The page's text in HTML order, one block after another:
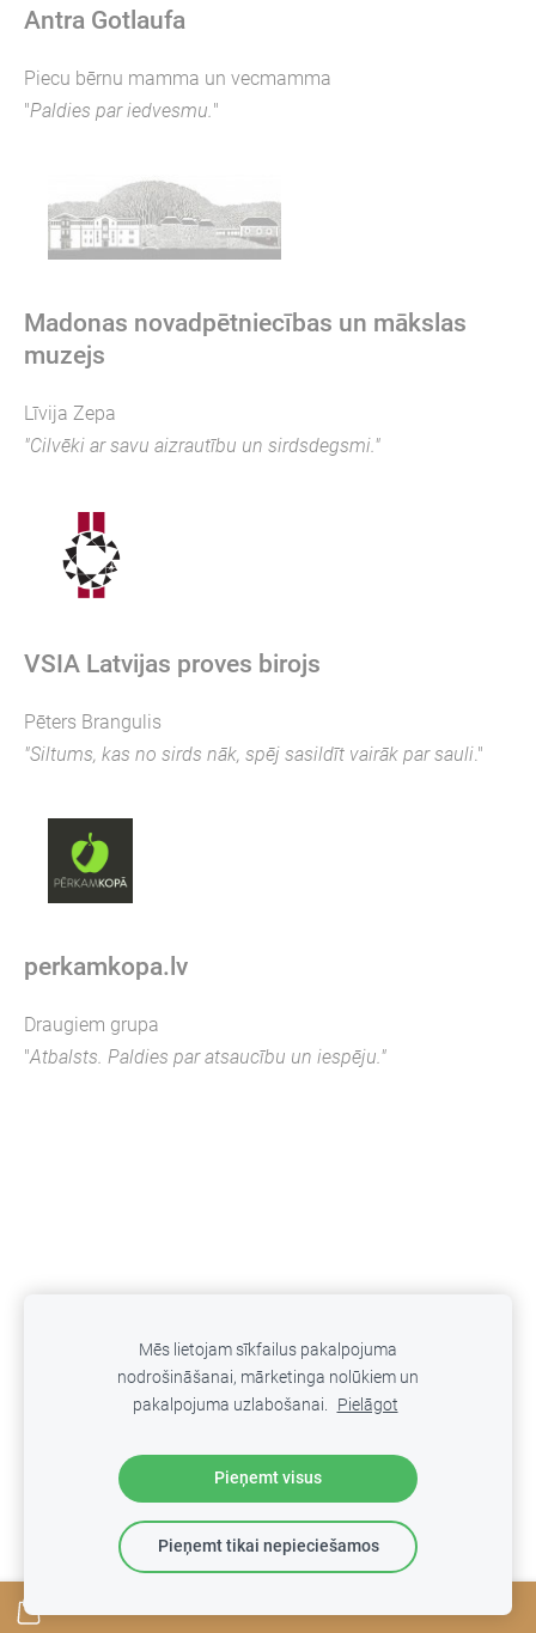
Antra Gotlaufa
Piecu bērnu mamma un vecmamma
"Paldies par iedvesmu."
Madonas novadpētniecības un mākslas
muzejs
Līvija Zepa
"Cilvēki ar savu aizrautību un sirdsdegsmi."
VSIA Latvijas proves birojs
Pēters Brangulis
"Siltums, kas no sirds nāk, spēj sasildīt vairāk par sauli."
perkamkopa.lv
Draugiem grupa
"Atbalsts. Paldies par atsaucību un iespēju."
ATGRIEZTIES
Sīkdatnes
Mēs lietojam sīkfailus pakalpojuma
nodrošināšanai, mārketinga nolūkiem un
pakalpojuma uzlabošanai. Pielāgot
Pieņemt visus
Pieņemt tikai nepieciešamos